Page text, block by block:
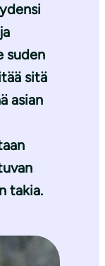
suden
sitä
asian
takia.